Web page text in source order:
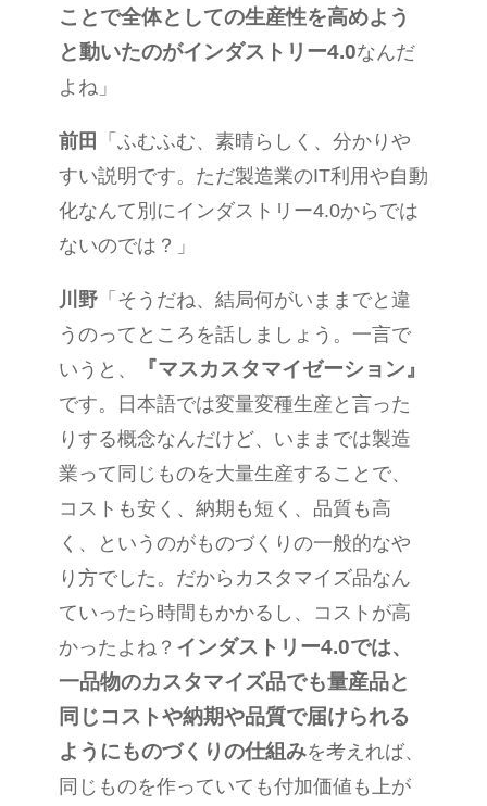
ことで全体としての生産性を高めよう
と動いたのがインダストリー4.0なんだ
よね」
前田
「ふむふむ、素晴らしく、分かりや
すい説明です。ただ製造業のIT利用や自動
化なんて別にインダストリー4.0からでは
ないのでは？」
川野「そうだね、結局何がいままでと違
うのってところを話しましょう。一言で
いうと、
『マスカスタマイゼーション』
です。日本語では変量変種生産と言った
りする概念なんだけど、いままでは製造
業って同じものを大量生産することで、
コストも安く、納期も短く、品質も高
く、というのがものづくりの一般的なや
り方でした。だからカスタマイズ品なん
ていったら時間もかかるし、コストが高
かったよね？ インダストリー4.0では、
一品物のカスタマイズ品でも量産品と
同じコストや納期や品質で届けられる
ようにものづくりの仕組みを考えれば、
同じものを作っていても付加価値も上が